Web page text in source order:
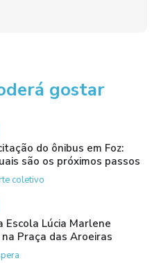
gostar
do ônibus em Foz:
são os próximos passos
coletivo
Escola Lúcia Marlene
Praça das Aroeiras